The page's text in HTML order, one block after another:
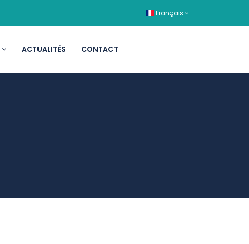
Français
ACTUALITÉS CONTACT